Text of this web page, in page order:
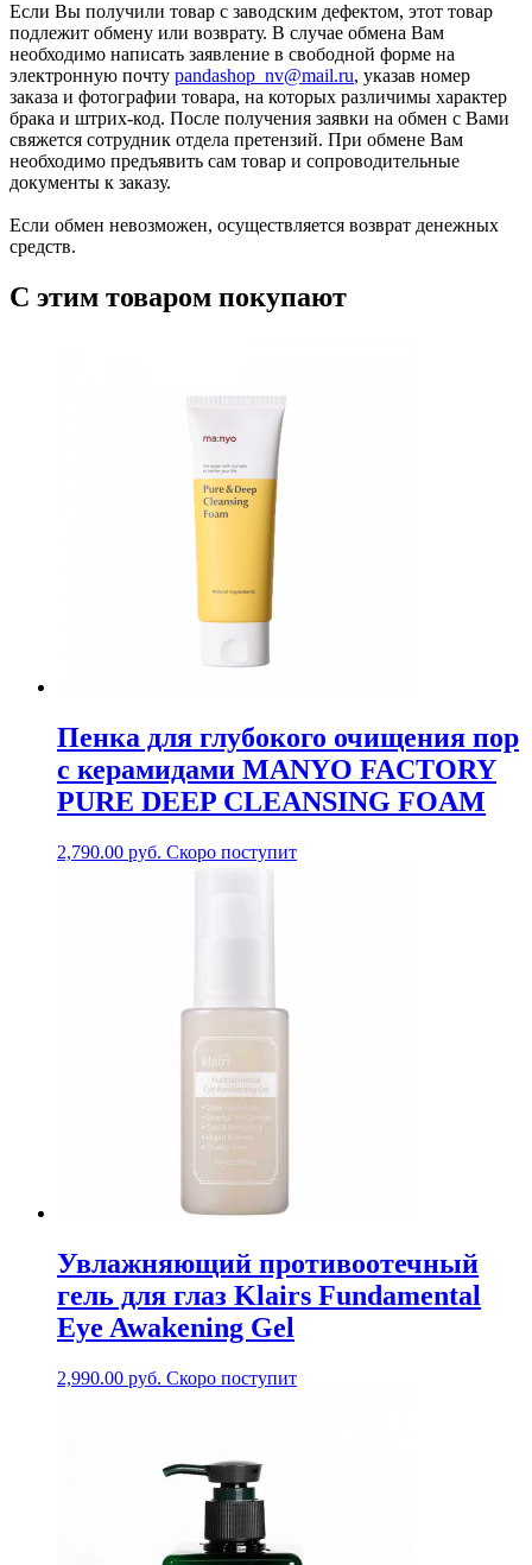
Если Вы получили товар с заводским дефектом, этот товар
подлежит обмену или возврату. В случае обмена Вам
необходимо написать заявление в свободной форме на
электронную почту pandashop_nv@mail.ru, указав номер
заказа и фотографии товара, на которых различимы характер
брака и штрих-код. После получения заявки на обмен с Вами
свяжется сотрудник отдела претензий. При обмене Вам
необходимо предъявить сам товар и сопроводительные
документы к заказу.
Если обмен невозможен, осуществляется возврат денежных
средств.
С этим товаром покупают
Пенка для глубокого очищения пор
с керамидами MANYO FACTORY
PURE DEEP CLEANSING FOAM
2,790.00 руб. Скоро поступит
Увлажняющий противоотечный
гель для глаз Klairs Fundamental
Eye Awakening Gel
2,990.00 руб. Скоро поступит